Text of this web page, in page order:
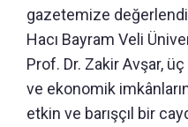
gazetemize
Hacı Bayram Veli
Prof. Dr. Zakir Avşar,
ve ekonomik
etkin ve barışçıl bir